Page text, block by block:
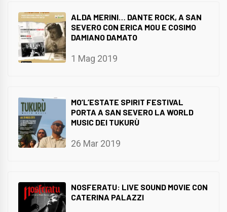
ALDA MERINI… DANTE ROCK, A SAN
SEVERO CON ERICA MOU E COSIMO
DAMIANO DAMATO
1 Mag 2019
MO’L’ESTATE SPIRIT FESTIVAL
PORTA A SAN SEVERO LA WORLD
MUSIC DEI TUKURÙ
26 Mar 2019
NOSFERATU: LIVE SOUND MOVIE CON
CATERINA PALAZZI